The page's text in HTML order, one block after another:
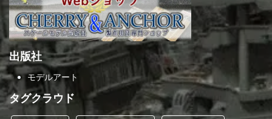
出版社
モデルアート
タグクラウド